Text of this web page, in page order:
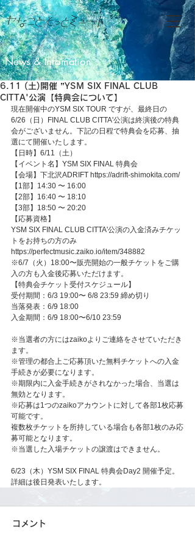
News & Infomation
6.11 (土)開催 ”YSM SIX FINAL CLUB
CITTA'公演【特典会について】
現在開催中のYSM SIX TOUR ですが、最終日の
6/26（日）FINAL CLUB CITTA'公演は終演後の特典
会がございません。下記の日程で特典会を応募、抽
選にて開催いたします。
【日時】6/11（土）
【イベント名】YSM SIX FINAL 特典会
【会場】下北沢ADRIFT https://adrift-shimokita.com/
【1部】14:30 〜 16:00
【2部】16:40 〜 18:10
【3部】18:50 〜 20:20
【応募資格】
YSM SIX FINAL CLUB CITTA'公演の入金済みチケッ
トをお持ちの方のみ
https://perfectmusic.zaiko.io/item/348882
※6/7（火）18:00〜販売開始の一般チケットをご購
入の方も入金後応募いただけます。
【特典会チケット受付スケジュール】
受付期間：6/3 19:00〜 6/8 23:59 締め切り
当落発表：6/9 18:00
入金期間：6/9 18:00〜6/10 23:59
※当選者の方にはzaikoよりご連絡をさせていただき
ます。
※管理の都合上ご応募頂いた無料チケットへの入金
手続きが必要になります。
※期限内に入金手続きがされなかった場合、当選は
無効となります。
※応募は1つのzaikoアカウントに対して各部1枚応募
可能です。
複数枚チケットを所持している場合も各部1枚のみ応
募可能となります。
※当選した入場チケットの譲渡はできません。
6/23（木）YSM SIX FINAL 特典会Day2 開催予定。
詳細は後日発表いたします。
コメント